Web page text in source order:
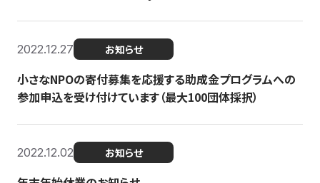
2022.12.27 お知らせ
小さなNPOの寄付募集を応援する助成金プログラムへの
参加申込を受け付けています（最大100団体採択）
2022.12.02 お知らせ